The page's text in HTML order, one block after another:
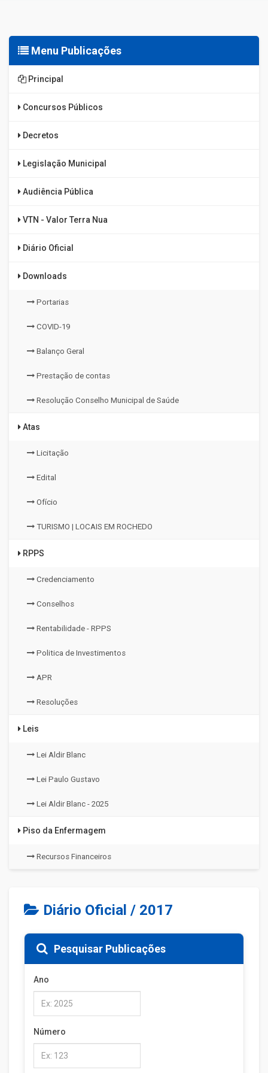
Menu Publicações
Principal
Concursos Públicos
Decretos
Legislação Municipal
Audiência Pública
VTN - Valor Terra Nua
Diário Oficial
Downloads
Portarias
COVID-19
Balanço Geral
Prestação de contas
Resolução Conselho Municipal de Saúde
Atas
Licitação
Edital
Ofício
TURISMO | LOCAIS EM ROCHEDO
RPPS
Credenciamento
Conselhos
Rentabilidade - RPPS
Politica de Investimentos
APR
Resoluções
Leis
Lei Aldir Blanc
Lei Paulo Gustavo
Lei Aldir Blanc - 2025
Piso da Enfermagem
Recursos Financeiros
Diário Oficial / 2017
Pesquisar Publicações
Ano
Número